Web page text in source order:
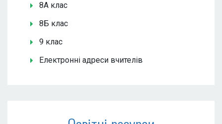
8А клас
8Б клас
9 клас
Електронні адреси вчителів